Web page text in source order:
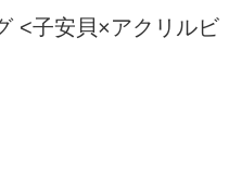
<子安貝×アクリルビ